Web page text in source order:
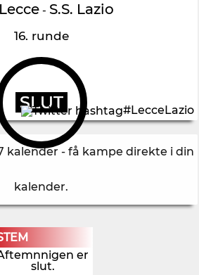
- S.S. Lazio
16. runde
SLUT #LecceLazio
kalender - få kampe direkte i din
kalender.
er
slut.